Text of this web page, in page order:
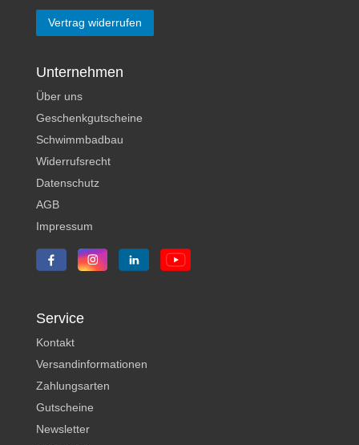
Vertrag widerrufen
Unternehmen
Über uns
Geschenkgutscheine
Schwimmbadbau
Widerrufsrecht
Datenschutz
AGB
Impressum
Service
Kontakt
Versandinformationen
Zahlungsarten
Gutscheine
Newsletter